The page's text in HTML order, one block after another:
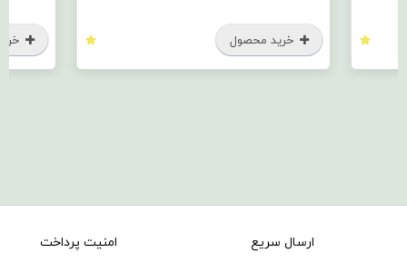
خرید محصول
ارسال سریع امنیت پرداخت